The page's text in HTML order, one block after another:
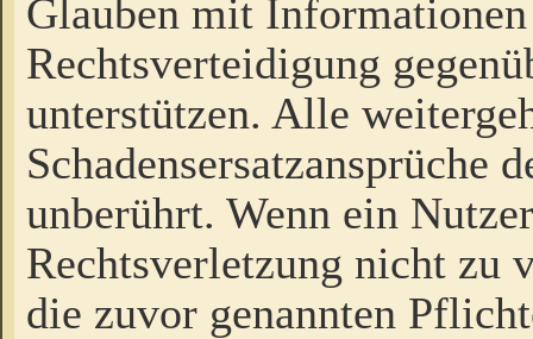
Glauben mit
Rechtsverteidigung
unterstützen. Alle
Schadensersatzansprüche
unberührt. Wenn ein
Rechtsverletzung nicht zu
die zuvor genannten